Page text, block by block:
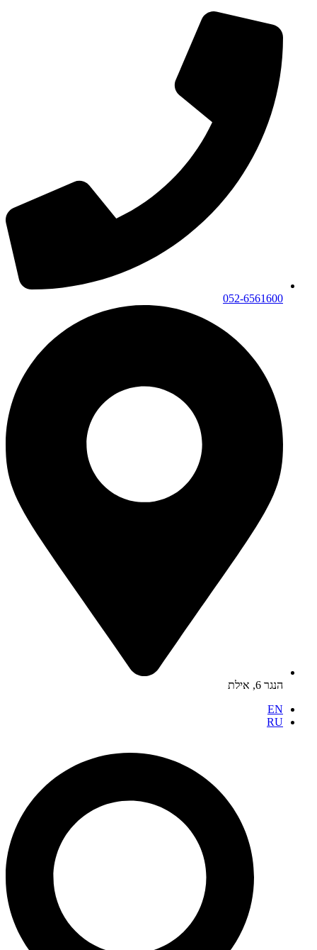
052-6561600
הנגר 6, אילת
EN
RU